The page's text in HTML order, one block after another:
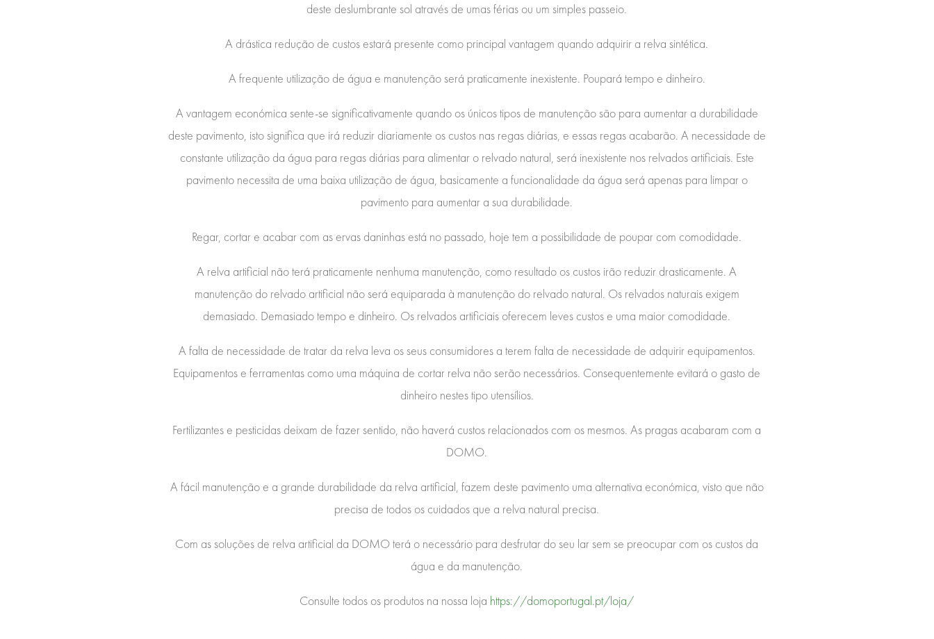
deste deslumbrante sol através de umas férias ou um simples passeio.
A drástica redução de custos estará presente como principal vantagem quando adquirir a relva sintética.
A frequente utilização de água e manutenção será praticamente inexistente. Poupará tempo e dinheiro.
A vantagem económica sente-se significativamente quando os únicos tipos de manutenção são para aumentar a durabilidade
deste pavimento, isto significa que irá reduzir diariamente os custos nas regas diárias, e essas regas acabarão. A necessidade de
constante utilização da água para regas diárias para alimentar o relvado natural, será inexistente nos relvados artificiais. Este
pavimento necessita de uma baixa utilização de água, basicamente a funcionalidade da água será apenas para limpar o
pavimento para aumentar a sua durabilidade.
Regar, cortar e acabar com as ervas daninhas está no passado, hoje tem a possibilidade de poupar com comodidade.
A relva artificial não terá praticamente nenhuma manutenção, como resultado os custos irão reduzir drasticamente. A
manutenção do relvado artificial não será equiparada à manutenção do relvado natural. Os relvados naturais exigem
demasiado. Demasiado tempo e dinheiro. Os relvados artificiais oferecem leves custos e uma maior comodidade.
A falta de necessidade de tratar da relva leva os seus consumidores a terem falta de necessidade de adquirir equipamentos.
Equipamentos e ferramentas como uma máquina de cortar relva não serão necessários. Consequentemente evitará o gasto de
dinheiro nestes tipo utensílios.
Fertilizantes e pesticidas deixam de fazer sentido, não haverá custos relacionados com os mesmos. As pragas acabaram com a
DOMO.
A fácil manutenção e a grande durabilidade da relva artificial, fazem deste pavimento uma alternativa económica, visto que não
precisa de todos os cuidados que a relva natural precisa.
Com as soluções de relva artificial da DOMO terá o necessário para desfrutar do seu lar sem se preocupar com os custos da
água e da manutenção.
Consulte todos os produtos na nossa loja https://domoportugal.pt/loja/